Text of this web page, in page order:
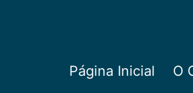
CEPAC
Página Inicial O